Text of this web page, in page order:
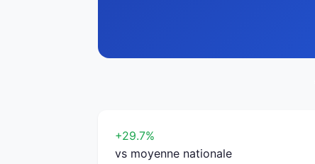
+29.7%
vs moyenne nationale